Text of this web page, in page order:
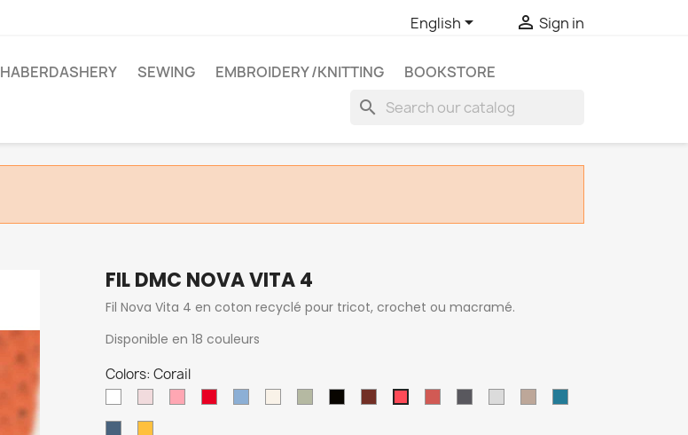
English  Sign in
HABERDASHERY SEWING EMBROIDERY /KNITTING BOOKSTORE
search
FIL DMC NOVA VITA 4
Fil Nova Vita 4 en coton recyclé pour tricot, crochet ou macramé.
Disponible en 18 couleurs
Colors: Corail